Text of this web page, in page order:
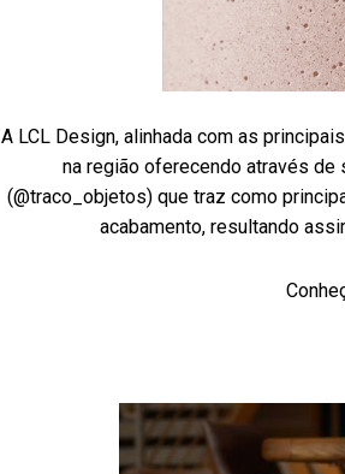
A LCL Design, alinhada com as
na região oferecendo através de
(@traco_objetos) que traz como
acabamento, resultando